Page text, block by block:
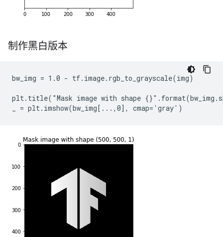
制作黑白版本
bw_img = 1.0 - tf.image.rgb_to_grayscale(img)
plt.title("Mask image with shape